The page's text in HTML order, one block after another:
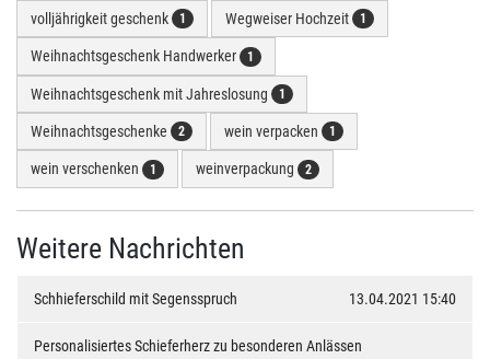
volljährigkeit geschenk 1 Wegweiser Hochzeit 1
Weihnachtsgeschenk Handwerker 1
Weihnachtsgeschenk mit Jahreslosung 1
Weihnachtsgeschenke 2 wein verpacken 1
wein verschenken 1 weinverpackung 2
Weitere Nachrichten
Schhieferschild mit Segensspruch 13.04.2021 15:40
Personalisiertes Schieferherz zu besonderen Anlässen